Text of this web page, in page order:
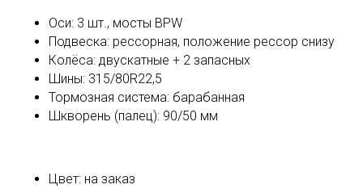
Оси: 3 шт., мосты BPW
Подвеска: рессорная, положение рессор снизу
Колёса: двускатные + 2 запасных
Шины: 315/80R22,5
Тормозная система: барабанная
Шкворень (палец): 90/50 мм
Цвет: на заказ